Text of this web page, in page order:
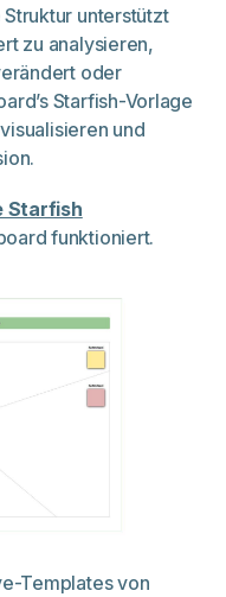
Struktur unterstützt
zu analysieren,
oder
Starfish-Vorlage
und
Starfish
funktioniert.
Templates von